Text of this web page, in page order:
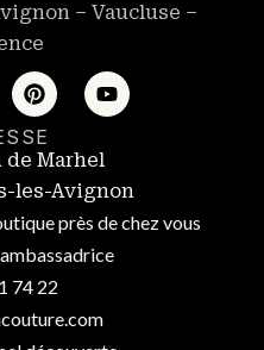
de Marhel
les-Avignon
près de chez vous
– Vaucluse –
74 22